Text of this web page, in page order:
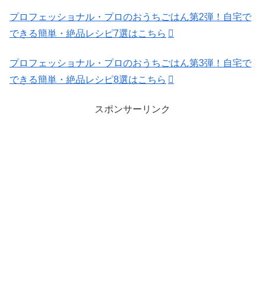
プロフェッショナル・プロのおうちごはん第2弾！自宅で
できる簡単・絶品レシピ7選はこちら
プロフェッショナル・プロのおうちごはん第3弾！自宅で
できる簡単・絶品レシピ8選はこちら
スポンサーリンク